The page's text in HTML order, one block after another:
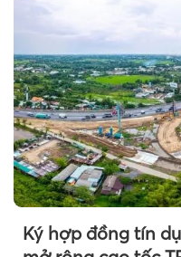
Ký hợp đồng tín